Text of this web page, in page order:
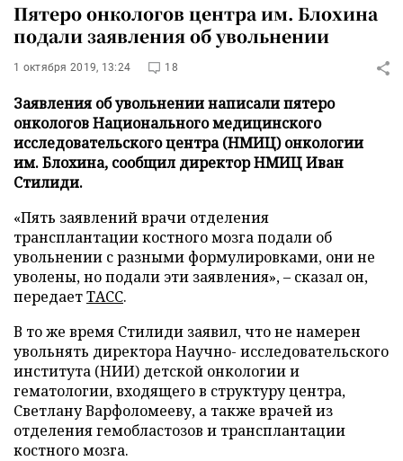
Пятеро онкологов центра им. Блохина
подали заявления об увольнении
1 октября 2019, 13:24 18
Заявления об увольнении написали пятеро
онкологов Национального медицинского
исследовательского центра (НМИЦ) онкологии
им. Блохина, сообщил директор НМИЦ Иван
Стилиди.
«Пять заявлений врачи отделения
трансплантации костного мозга подали об
увольнении с разными формулировками, они не
уволены, но подали эти заявления», – сказал он,
передаетТАСС.
В то же время Стилиди заявил, что не намерен
увольнять директора Научно- исследовательского
института (НИИ) детской онкологии и
гематологии, входящего в структуру центра,
Светлану Варфоломееву, а также врачей из
отделения гемобластозов и трансплантации
костного мозга.